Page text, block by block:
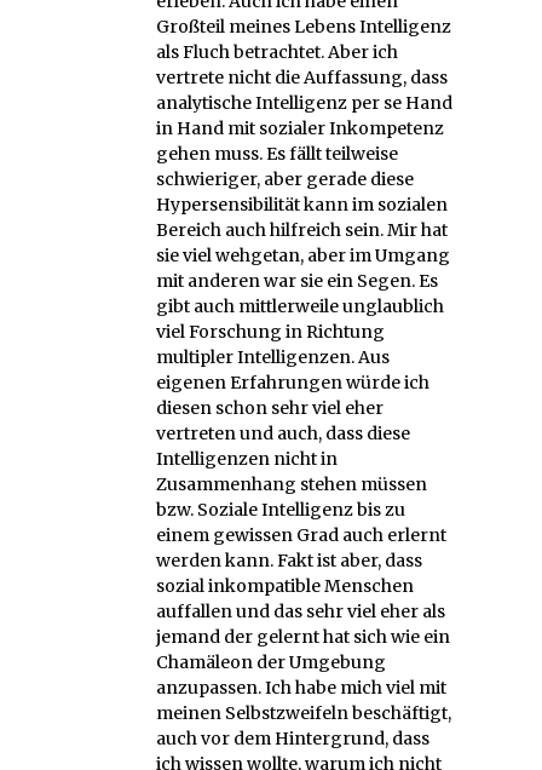
Großteil meines Lebens Intelligenz
als Fluch betrachtet. Aber ich
vertrete nicht die Auffassung, dass
analytische Intelligenz per se Hand
in Hand mit sozialer Inkompetenz
gehen muss. Es fällt teilweise
schwieriger, aber gerade diese
Hypersensibilität kann im sozialen
Bereich auch hilfreich sein. Mir hat
sie viel wehgetan, aber im Umgang
mit anderen war sie ein Segen. Es
gibt auch mittlerweile unglaublich
viel Forschung in Richtung
multipler Intelligenzen. Aus
eigenen Erfahrungen würde ich
diesen schon sehr viel eher
vertreten und auch, dass diese
Intelligenzen nicht in
Zusammenhang stehen müssen
bzw. Soziale Intelligenz bis zu
einem gewissen Grad auch erlernt
werden kann. Fakt ist aber, dass
sozial inkompatible Menschen
auffallen und das sehr viel eher als
jemand der gelernt hat sich wie ein
Chamäleon der Umgebung
anzupassen. Ich habe mich viel mit
meinen Selbstzweifeln beschäftigt,
auch vor dem Hintergrund, dass
ich wissen wollte, warum ich nicht